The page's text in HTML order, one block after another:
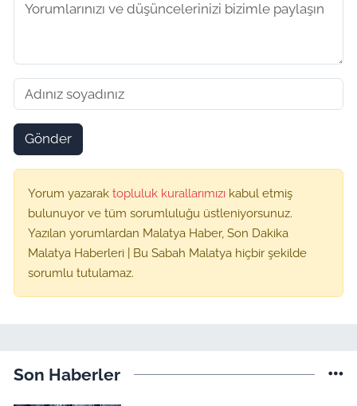
Gönder
Yorum yazarak topluluk kurallarımızı kabul etmiş
bulunuyor ve tüm sorumluluğu üstleniyorsunuz.
Yazılan yorumlardan Malatya Haber, Son Dakika
Malatya Haberleri | Bu Sabah Malatya hiçbir şekilde
sorumlu tutulamaz.
Son Haberler